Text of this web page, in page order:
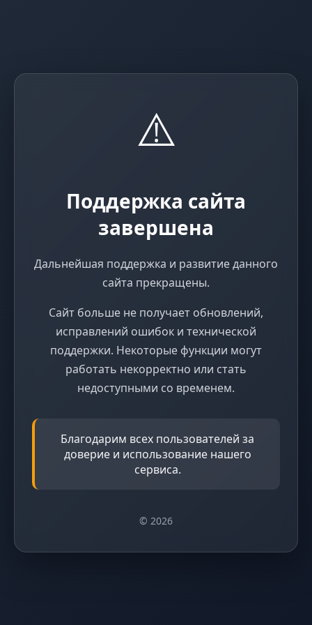
⚠️
Поддержка сайта
завершена
Дальнейшая поддержка и развитие данного
сайта прекращены.
Сайт больше не получает обновлений,
исправлений ошибок и технической
поддержки. Некоторые функции могут
работать некорректно или стать
недоступными со временем.
Благодарим всех пользователей за
доверие и использование нашего
сервиса.
© 2026